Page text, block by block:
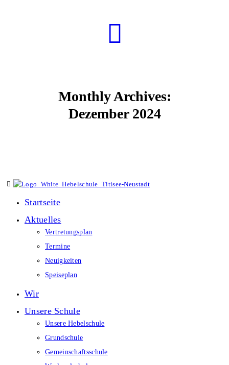
Monthly Archives:
Dezember 2024
Startseite
Aktuelles
Vertretungsplan
Termine
Neuigkeiten
Speiseplan
Wir
Unsere Schule
Unsere Hebelschule
Grundschule
Gemeinschaftsschule